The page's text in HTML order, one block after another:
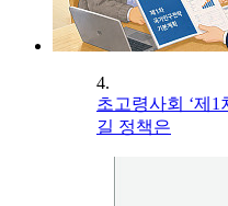
4.
초고령사회 ‘제
길 정책은